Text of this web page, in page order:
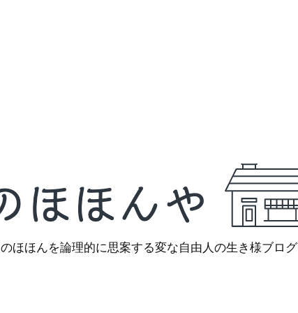
のほほんを論理的に思案する変な自由人の生き様ブログ